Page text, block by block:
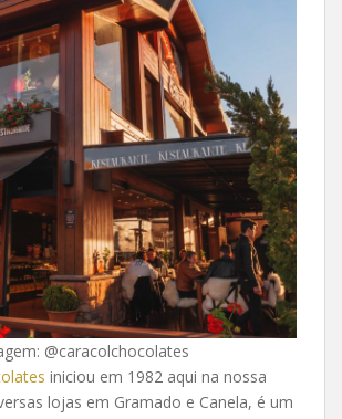
@caracolchocolates
iniciou em 1982 aqui na nossa
lojas em Gramado e Canela, é um